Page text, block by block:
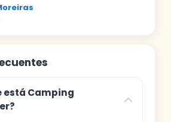
está Camping